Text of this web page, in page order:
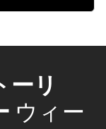
ーリ
ウィー